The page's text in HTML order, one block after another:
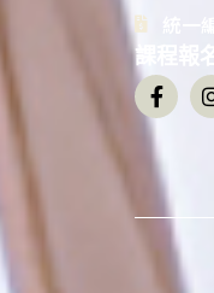
統
課程報